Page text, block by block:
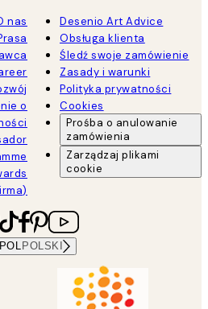
nas
o
Desenio Art Advice
Obsługa klienta
Śledź swoje zamówienie
Zasady i warunki
Polityka prywatności
Cookies
Prośba o anulowanie
zamówienia
Zarządzaj plikami
cookie
POLSKI